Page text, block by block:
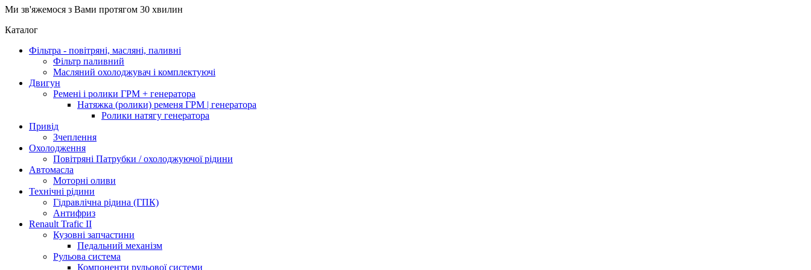
Ми зв'яжемося з Вами протягом 30 хвилин
Каталог
Фільтра - повітряні, масляні, паливні
Фільтр паливний
Масляний охолоджувач і комплектуючі
Двигун
Ремені і ролики ГРМ + генератора
Натяжка (ролики) ременя ГРМ | генератора
Ролики натягу генератора
Привід
Зчеплення
Охолодження
Повітряні Патрубки / охолоджуючої рідини
Автомасла
Моторні оливи
Технічні рідини
Гідравлічна рідина (ГПК)
Антифриз
Renault Trafic II
Кузовні запчастини
Педальний механізм
Рульова система
Компоненти рульової системи